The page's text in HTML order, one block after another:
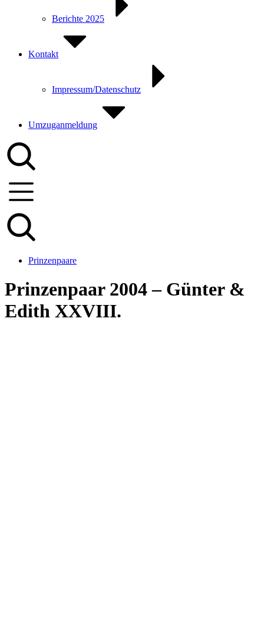
Berichte 2025
Kontakt
Impressum/Datenschutz
Umzuganmeldung
Prinzenpaare
Prinzenpaar 2004 – Günter &
Edith XXVIII.